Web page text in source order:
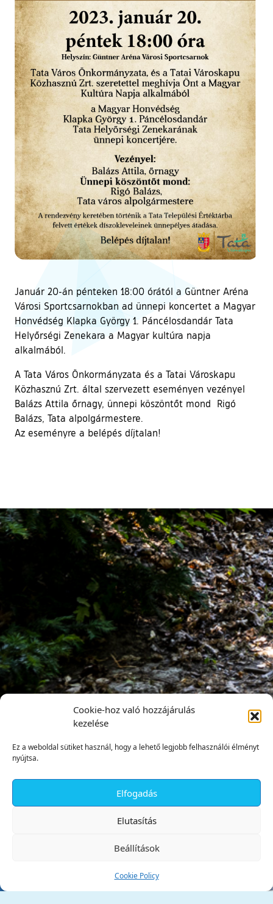
Cookie-hoz való hozzájárulás
kezelése
Ez a weboldal sütiket használ, hogy a lehető legjobb felhasználói élményt
nyújtsa.
Elfogadás
Elutasítás
Beállítások
Cookie Policy
Január 20-án pénteken 18:00 órától a Güntner Aréna
Városi Sportcsarnokban ad ünnepi koncertet a Magyar
Honvédség Klapka György 1. Páncélosdandár Tata
Helyőrségi Zenekara a Magyar kultúra napja
alkalmából.
A Tata Város Önkormányzata és a Tatai Városkapu
Közhasznú Zrt. által szervezett eseményen vezényel
Balázs Attila őrnagy, ünnepi köszöntőt mond Rigó
Balázs, Tata alpolgármestere.
Az eseményre a belépés díjtalan!
Tata Város Önkormányzata
✕